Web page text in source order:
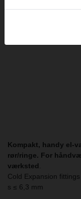
Kompakt, handy el-
rør/ringe. For
værksted
Cold Expansion
s ≤ 6,3 mm